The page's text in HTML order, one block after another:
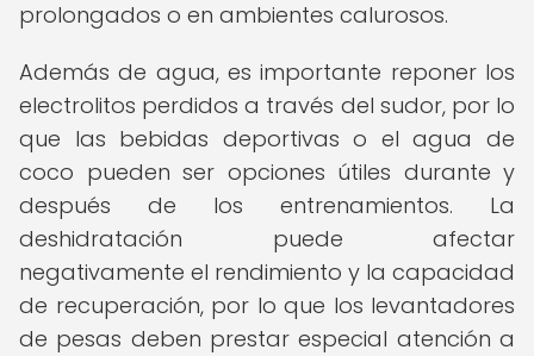
prolongados o en ambientes calurosos.
Además de agua, es importante reponer los
electrolitos perdidos a través del sudor, por lo
que las bebidas deportivas o el agua de
coco pueden ser opciones útiles durante y
después de los entrenamientos. La
deshidratación puede afectar
negativamente el rendimiento y la capacidad
de recuperación, por lo que los levantadores
de pesas deben prestar especial atención a